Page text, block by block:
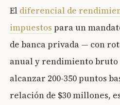
El diferencial de
impuestos para un
de banca privada — con
anual y rendimiento bruto
alcanzar 200-350 puntos
relación de $30 millones,